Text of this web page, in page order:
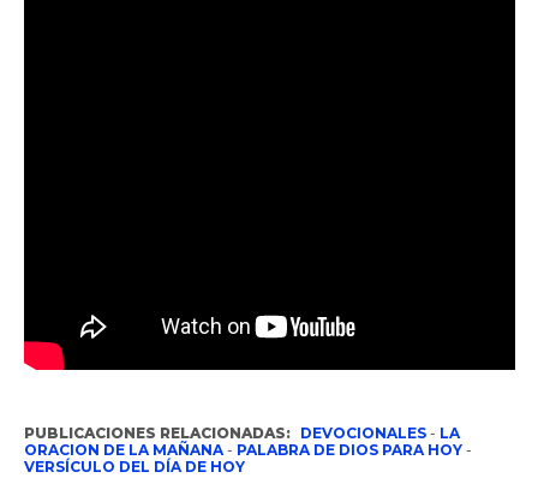
PUBLICACIONES RELACIONADAS: DEVOCIONALES- LA
ORACION DE LA MAÑANA- PALABRA DE DIOS PARA HOY-
VERSÍCULO DEL DÍA DE HOY